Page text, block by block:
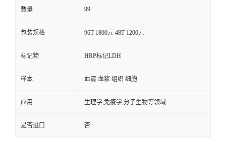
数量 99
包装规格 96T 1800元 48T 1200元
标记物 HRP标记LDH
样本 血清 血浆 组织 细胞
应用 生理学,免疫学,分子生物等领域
是否进口 否